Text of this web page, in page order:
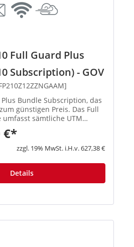
Full Guard Plus
Subscription) - GOV
Bundle Subscription, das
günstigen Preis. Das Full
umfasst sämtliche UTM
Protection, Network
Webserver Protection
und ...
€*
zzgl. 19% MwSt. i.H.v. 627,38 €
Details